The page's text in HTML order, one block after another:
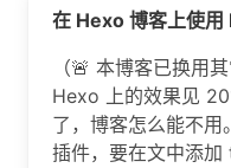
在 Hexo 博客上使用
（🚨 本博客已换用
Hexo 上的效果见
了，博客怎么能不
插件，要在文中添